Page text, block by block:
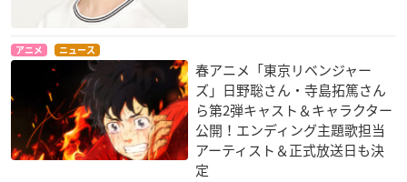
アニメ ニュース
春アニメ「東京リベンジャー
ズ」日野聡さん・寺島拓篤さん
ら第2弾キャスト＆キャラクター
公開！エンディング主題歌担当
アーティスト＆正式放送日も決
定